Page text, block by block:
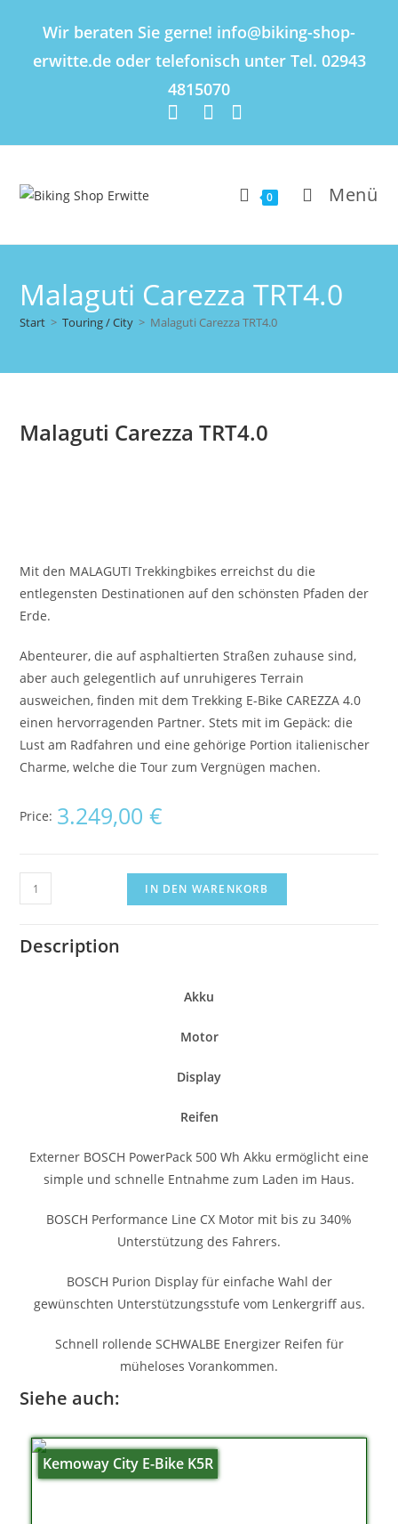
Wir beraten Sie gerne! info@biking-shop-
erwitte.de oder telefonisch unter Tel. 02943
4815070
0 Menü
Malaguti Carezza TRT4.0
Start > Touring / City > Malaguti Carezza TRT4.0
Malaguti Carezza TRT4.0
Mit den MALAGUTI Trekkingbikes erreichst du die
entlegensten Destinationen auf den schönsten Pfaden der
Erde.
Abenteurer, die auf asphaltierten Straßen zuhause sind,
aber auch gelegentlich auf unruhigeres Terrain
ausweichen, finden mit dem Trekking E-Bike CAREZZA 4.0
einen hervorragenden Partner. Stets mit im Gepäck: die
Lust am Radfahren und eine gehörige Portion italienischer
Charme, welche die Tour zum Vergnügen machen.
Price: 3.249,00€
IN DEN WARENKORB
Description
Akku
Motor
Display
Reifen
Externer BOSCH PowerPack 500 Wh Akku ermöglicht eine
simple und schnelle Entnahme zum Laden im Haus.
BOSCH Performance Line CX Motor mit bis zu 340%
Unterstützung des Fahrers.
BOSCH Purion Display für einfache Wahl der
gewünschten Unterstützungsstufe vom Lenkergriff aus.
Schnell rollende SCHWALBE Energizer Reifen für
müheloses Vorankommen.
Siehe auch:
Kemoway City E-Bike K5R